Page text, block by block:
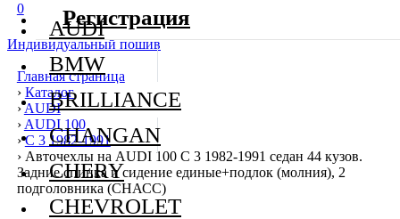
0
Индивидуальный пошив
Главная страница
› Каталог
›AUDI
› AUDI 100
› C 3 1982-1991
› Авточехлы на AUDI 100 C 3 1982-1991 седан 44 кузов.
Задние спинка и сидение единые+подлок (молния), 2
подголовника (СНАСС)
AUDI
BMW
BRILLIANCE
CHANGAN
CHERY
CHEVROLET
Регистрация